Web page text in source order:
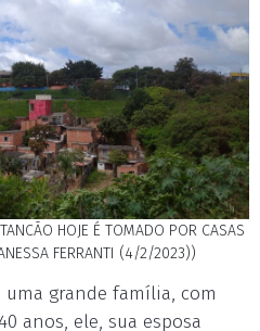
HOJE É TOMADO POR CASAS
FERRANTI (4/2/2023))
grande família, com
anos, ele, sua esposa